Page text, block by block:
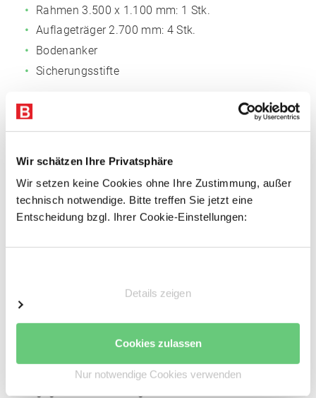
Wir schätzen Ihre Privatsphäre
Wir setzen keine Cookies ohne Ihre Zustimmung, außer
technisch notwendige. Bitte treffen Sie jetzt eine
Entscheidung bzgl. Ihrer Cookie-Einstellungen:
Details zeigen
Cookies zulassen
Nur notwendige Cookies verwenden
Rahmen 3.500 x 1.100 mm: 1 Stk.
Auflageträger 2.700 mm: 4 Stk.
Bodenanker
Sicherungsstifte
Rahmen
Omega Rahmenprofil
Profiliertes Bandstahl
Materialstärke: 2 mm
Höhenverstellraster für die Trägerholme: 50 mm
Angeschweißte Vier-Finger-Einhängelasche zur
Inkl. zwei Sicherungsstiften je Auflageträger